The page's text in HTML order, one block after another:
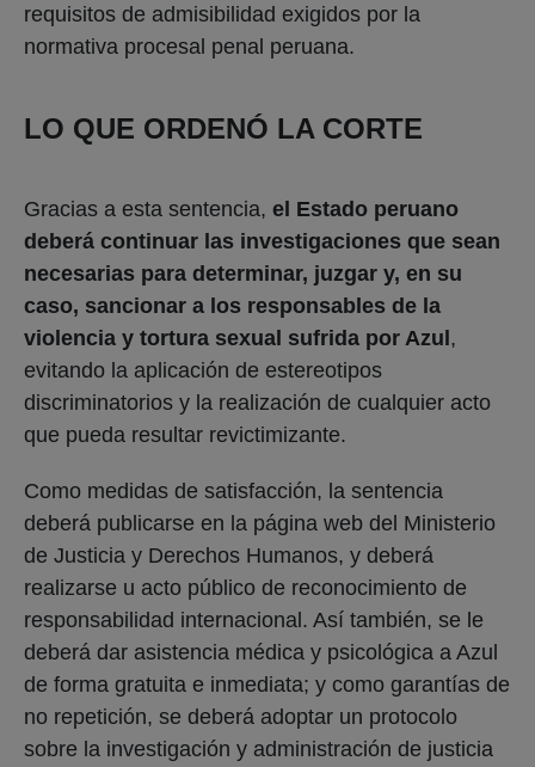
requisitos de admisibilidad exigidos por la
normativa procesal penal peruana.
LO QUE ORDENÓ LA CORTE
Gracias a esta sentencia, el Estado peruano
deberá continuar las investigaciones que sean
necesarias para determinar, juzgar y, en su
caso, sancionar a los responsables de la
violencia y tortura sexual sufrida por Azul,
evitando la aplicación de estereotipos
discriminatorios y la realización de cualquier acto
que pueda resultar revictimizante.
Como medidas de satisfacción, la sentencia
deberá publicarse en la página web del Ministerio
de Justicia y Derechos Humanos, y deberá
realizarse u acto público de reconocimiento de
responsabilidad internacional. Así también, se le
deberá dar asistencia médica y psicológica a Azul
de forma gratuita e inmediata; y como garantías de
no repetición, se deberá adoptar un protocolo
sobre la investigación y administración de justicia